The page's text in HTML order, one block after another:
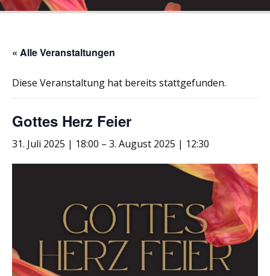
« Alle Veranstaltungen
Diese Veranstaltung hat bereits stattgefunden.
Gottes Herz Feier
31. Juli 2025 | 18:00 – 3. August 2025 | 12:30